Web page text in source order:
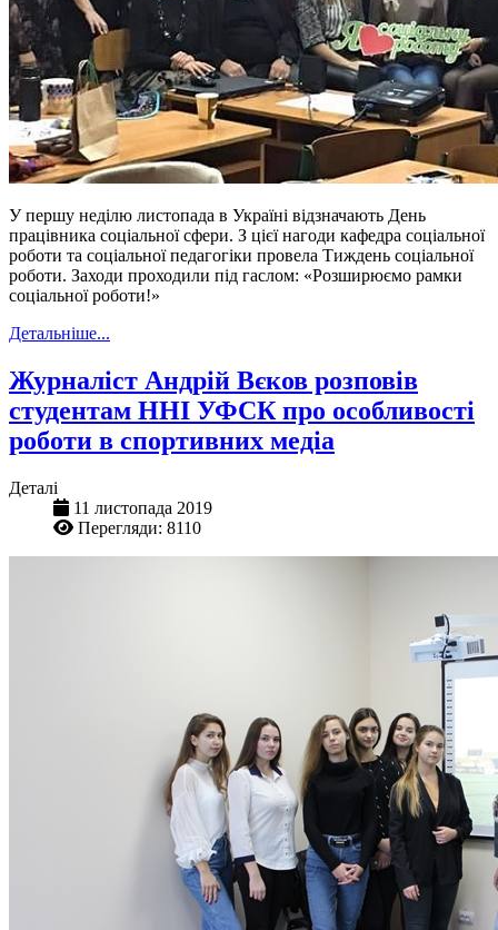
У першу неділю листопада в Україні відзначають День
працівника соціальної сфери. З цієї нагоди кафедра соціальної
роботи та соціальної педагогіки провела Тиждень соціальної
роботи. Заходи проходили під гаслом: «Розширюємо рамки
соціальної роботи!»
Детальніше...
Журналіст Андрій Вєков розповів
студентам ННІ УФСК про особливості
роботи в спортивних медіа
Деталі
11 листопада 2019
Перегляди: 8110